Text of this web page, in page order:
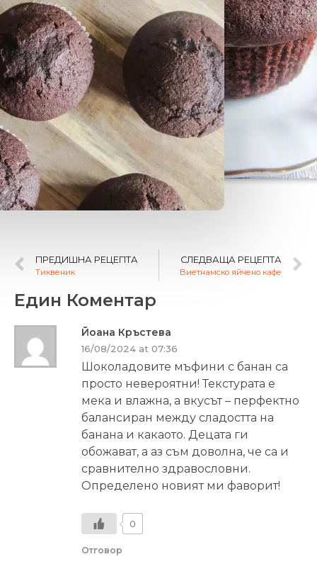
ПРЕДИШНА РЕЦЕПТА
Тиквеник
СЛЕДВАЩА РЕЦЕПТА
Виетнамско яйчено кафе
Един Коментар
Йоана Кръстева
16/08/2024 at 07:36
Шоколадовите мъфини с банан са
просто невероятни! Текстурата е
мека и влажна, а вкусът – перфектно
балансиран между сладостта на
банана и какаото. Децата ги
обожават, а аз съм доволна, че са и
сравнително здравословни.
Определено новият ми фаворит!
0
Отговор